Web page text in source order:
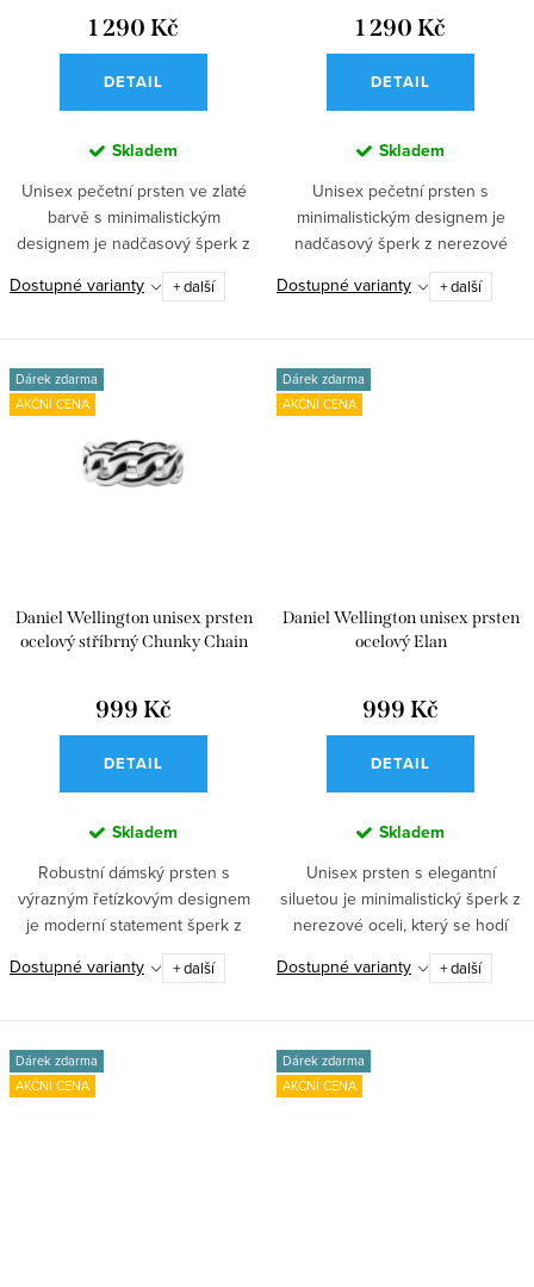
1 290 Kč
DETAIL
Skladem
Unisex pečetní prsten ve zlaté
barvě s minimalistickým
designem je nadčasový šperk z
nerezové...
Dostupné varianty + další
1 290 Kč
DETAIL
Skladem
Unisex pečetní prsten s
minimalistickým designem je
nadčasový šperk z nerezové
oceli. Elegantní a...
Dostupné varianty + další
Dárek zdarma
AKČNÍ CENA
Daniel Wellington unisex prsten
ocelový stříbrný Chunky Chain
999 Kč
DETAIL
Skladem
Robustní dámský prsten s
výrazným řetízkovým designem
je moderní statement šperk z
nerezové...
Dostupné varianty + další
Dárek zdarma
AKČNÍ CENA
Daniel Wellington unisex prsten
ocelový Elan
999 Kč
DETAIL
Skladem
Unisex prsten s elegantní
siluetou je minimalistický šperk z
nerezové oceli, který se hodí
Dostupné varianty + další
Dárek zdarma
AKČNÍ CENA
Dárek zdarma
AKČNÍ CENA